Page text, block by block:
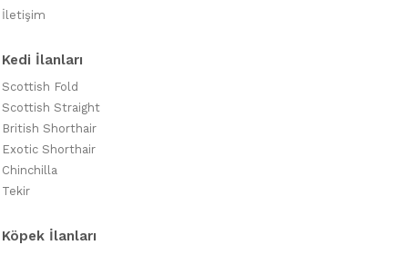
İletişim
Kedi İlanları
Scottish Fold
Scottish Straight
British Shorthair
Exotic Shorthair
Chinchilla
Tekir
Köpek İlanları